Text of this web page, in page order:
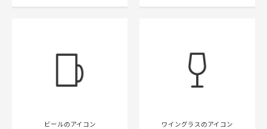
ビールのアイコン ワイングラスのアイコン